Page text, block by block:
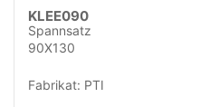
KLEE090
Spannsatz
90X130
Fabrikat: PTI